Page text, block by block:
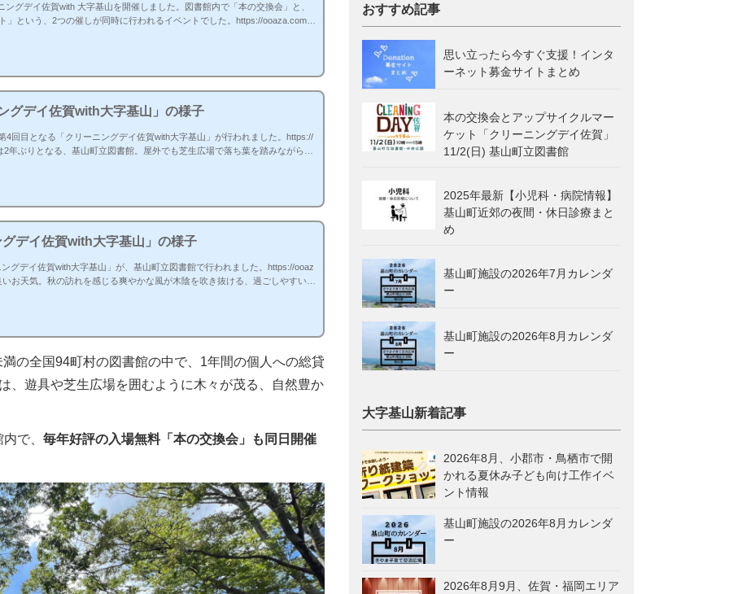
グデイ佐賀with 大字基山を開催しました。図書館内で「本の交換会」と、
という、2つの催しが同時に行われるイベントでした。https://ooaza.com/e
グデイ佐賀with大字基山」の様子
4回目となる「クリーニングデイ佐賀with大字基山」が行われました。https://
年ぶりとなる、基山町立図書館。屋外でも芝生広場で落ち葉を踏みながら、
デイ佐賀with大字基山」の様子
グデイ佐賀with大字基山」が、基山町立図書館で行われました。https://ooaz
お天気。秋の訪れを感じる爽やかな風が木陰を吹き抜ける、過ごしやすい1
の全国94町村の図書館の中で、1年間の個人への総貸
、遊具や芝生広場を囲むように木々が茂る、自然豊か
で、 毎年好評の入場無料「本の交換会」も同日開催
おすすめ記事
思い立ったら今すぐ支援！インタ
ーネット募金サイトまとめ
本の交換会とアップサイクルマー
ケット「クリーニングデイ佐賀」
11/2(日) 基山町立図書館
2025年最新【小児科・病院情報】
基山町近郊の夜間・休日診療まと
め
基山町施設の2026年7月カレンダ
ー
基山町施設の2026年8月カレンダ
ー
大字基山新着記事
2026年8月、小郡市・鳥栖市で開
かれる夏休み子ども向け工作イベ
ント情報
基山町施設の2026年8月カレンダ
ー
2026年8月9月、佐賀・福岡エリア